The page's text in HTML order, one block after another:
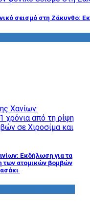
σεισμό στη Ζάκυνθο:
Εκδήλωση για τα
των ατομικών βομβών